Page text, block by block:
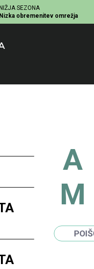
NIŽJA SEZONA
Nizka obremenitev omrežja
A
M